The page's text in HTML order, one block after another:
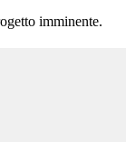
imminente.